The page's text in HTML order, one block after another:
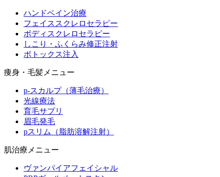
ハンドベイン治療
フェイススクレロセラピー
ボディスクレロセラピー
しこり・ふくらみ修正注射
ボトックス注入
痩身・毛髪メニュー
p-スカルプ（薄毛治療）
光線療法
育毛サプリ
眉毛発毛
pスリム（脂肪溶解注射）
肌治療メニュー
ヴァンパイアフェイシャル